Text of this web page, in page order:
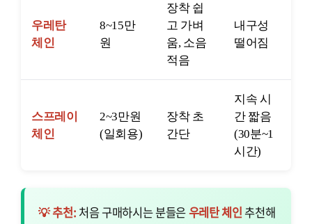
우레탄
체인
8~15만
원
장착 쉽
고 가벼
움, 소음
적음
내구성
떨어짐
스프레이
체인
2~3만원
(일회용)
장착 초
간단
지속 시
간 짧음
(30분~1
시간)
💡 추천: 처음 구매하시는 분들은우레탄 체인 추천해